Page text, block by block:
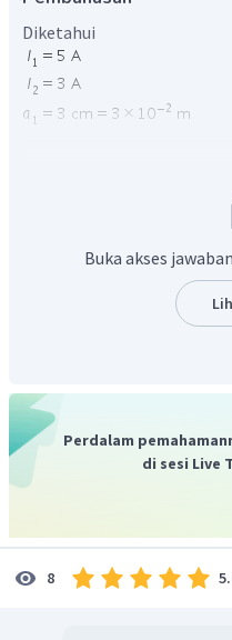
Diketahui
Medan magnet di titik
Penyelesaian
Dengan menggunakan
kawat lurus panjang, maka:
Medan Magnet pada titik
Medan magnet pada titik
Buka akses
Perdalam
di sesi Live
8